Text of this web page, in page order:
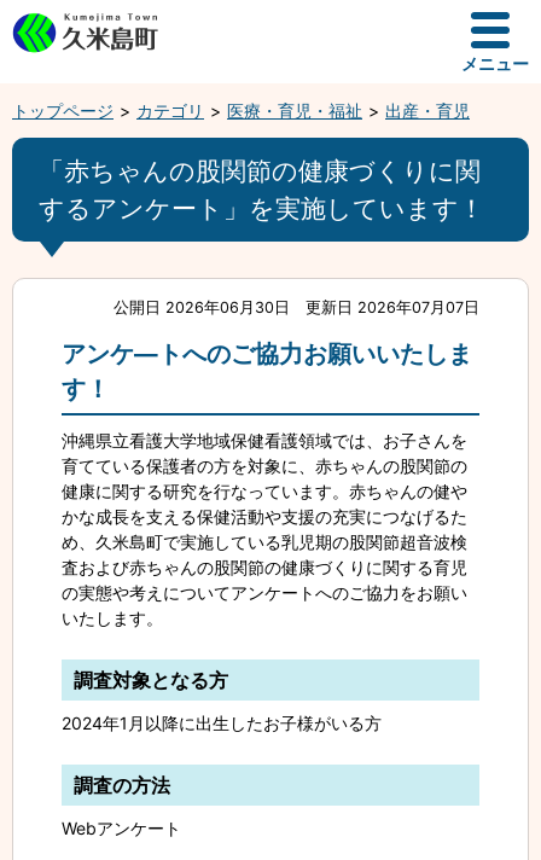
メニュー
トップページ カテゴリ 医療・育児・福祉 出産・育児
「赤ちゃんの股関節の健康づくりに関
するアンケート」を実施しています！
公開日 2026年06月30日 更新日 2026年07月07日
アンケ―トへのご協力お願いいたしま
す！
沖縄県立看護大学地域保健看護領域では、お子さんを
育てている保護者の方を対象に、赤ちゃんの股関節の
健康に関する研究を行なっています。赤ちゃんの健や
かな成長を支える保健活動や支援の充実につなげるた
め、久米島町で実施している乳児期の股関節超音波検
査および赤ちゃんの股関節の健康づくりに関する育児
の実態や考えについてアンケートへのご協力をお願い
いたします。
調査対象となる方
2024年1月以降に出生したお子様がいる方
調査の方法
Webアンケート